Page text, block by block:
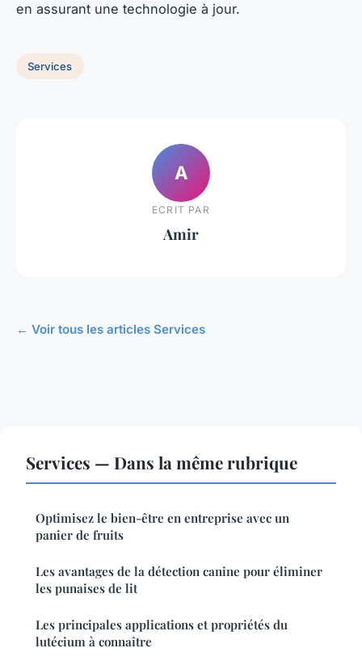
en assurant une technologie à jour.
Services
A
ECRIT PAR
Amir
← Voir tous les articles Services
Services — Dans la même rubrique
Optimisez le bien-être en entreprise avec un
panier de fruits
Les avantages de la détection canine pour éliminer
les punaises de lit
Les principales applications et propriétés du
lutécium à connaître